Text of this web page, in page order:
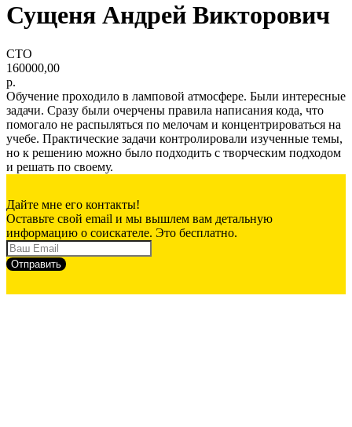
Сущеня Андрей Викторович
CTO
160000,00
р.
Обучение проходило в ламповой атмосфере. Были интересные
задачи. Сразу были очерчены правила написания кода, что
помогало не распыляться по мелочам и концентрироваться на
учебе. Практические задачи контролировали изученные темы,
но к решению можно было подходить с творческим подходом
и решать по своему.
Дайте мне его контакты!
Оставьте свой email и мы вышлем вам детальную
информацию о соискателе. Это бесплатно.
Отправить